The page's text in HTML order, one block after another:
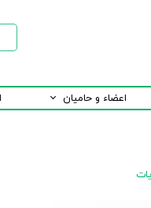
اعضاء و حامیان